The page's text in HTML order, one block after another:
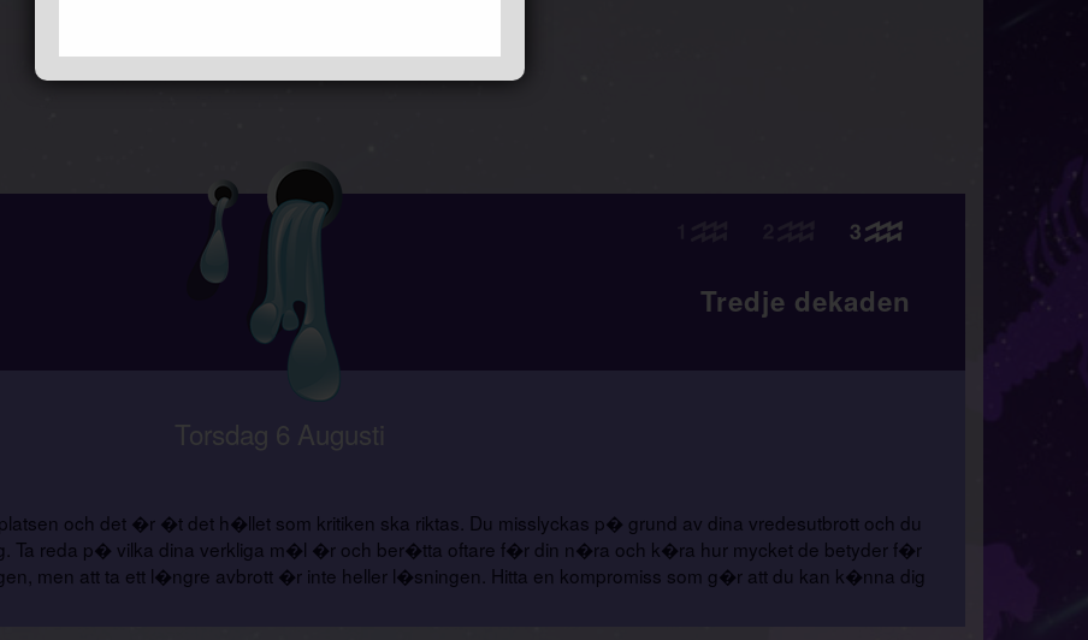
Tredje dekaden
Torsdag 6 Augusti
och det �r �t det h�llet som kritiken ska riktas. Du misslyckas p� grund av dina vredesutbrott och du
Ta reda p� vilka dina verkliga m�l �r och ber�tta oftare f�r din n�ra och k�ra hur mycket de betyder f�r
men att ta ett l�ngre avbrott �r inte heller l�sningen. Hitta en kompromiss som g�r att du kan k�nna dig